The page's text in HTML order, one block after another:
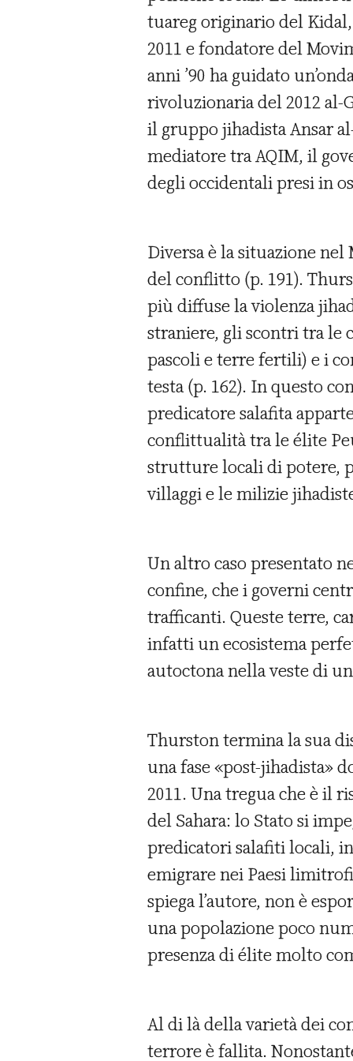
tuareg originario del Kidal,
2011 e fondatore del
anni ’90 ha guidato
rivoluzionaria del 2012 al-
il gruppo jihadista Ansar
mediatore tra AQIM, il
degli occidentali presi in
Diversa è la situazione
del conflitto (p. 191).
più diffuse la violenza
straniere, gli scontri tra le
pascoli e terre fertili) e i
testa (p. 162). In questo
predicatore salafita
conflittualità tra le élite
strutture locali di potere,
villaggi e le milizie
Un altro caso presentato
confine, che i governi
trafficanti. Queste terre,
infatti un ecosistema
autoctona nella veste di
Thurston termina la sua
una fase «post-jihadista»
2011. Una tregua che è il
del Sahara: lo Stato si
predicatori salafiti locali,
emigrare nei Paesi
spiega l’autore, non è
una popolazione poco
presenza di élite molto
Al di là della varietà dei
terrore è fallita.